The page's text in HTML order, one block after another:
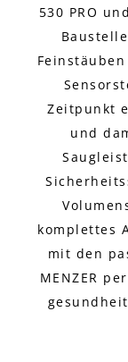
530 PRO
Zeitpunkt
und
komplettes
mit den
MENZER